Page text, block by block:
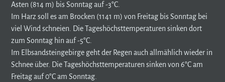
Asten (814 m) bis Sonntag auf -3°C.
Im Harz soll es am Brocken (1141 m) von Freitag bis Sonntag bei
viel Wind schneien. Die Tageshöchsttemperaturen sinken dort
zum Sonntag hin auf -5°C.
Im Elbsandsteingebirge geht der Regen auch allmählich wieder in
Schnee über. Die Tageshöchsttemperaturen sinken von 6°C am
Freitag auf 0°C am Sonntag.